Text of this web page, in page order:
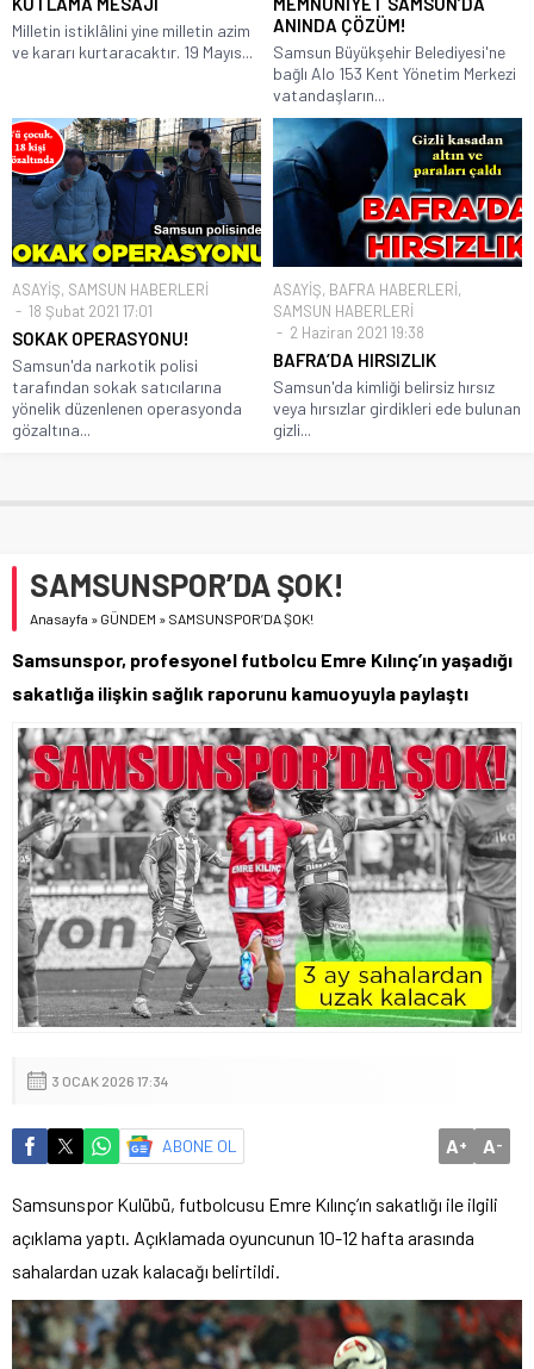
Milletin istiklâlini yine milletin azim
ve kararı kurtaracaktır. 19 Mayıs...
ANINDA ÇÖZÜM!
Samsun Büyükşehir Belediyesi'ne
bağlı Alo 153 Kent Yönetim Merkezi
vatandaşların...
ASAYİŞ, SAMSUN HABERLERİ
18 Şubat 2021 17:01
SOKAK OPERASYONU!
Samsun'da narkotik polisi
tarafından sokak satıcılarına
yönelik düzenlenen operasyonda
gözaltına...
ASAYİŞ, BAFRA HABERLERİ,
SAMSUN HABERLERİ
2 Haziran 2021 19:38
BAFRA’DA HIRSIZLIK
Samsun'da kimliği belirsiz hırsız
veya hırsızlar girdikleri ede bulunan
gizli...
SAMSUNSPOR’DA ŞOK!
Anasayfa » GÜNDEM » SAMSUNSPOR’DA ŞOK!
Samsunspor, profesyonel futbolcu Emre Kılınç’ın yaşadığı
sakatlığa ilişkin sağlık raporunu kamuoyuyla paylaştı
3 OCAK 2026 17:34
ABONE OL A+ A-
Samsunspor Kulübü, futbolcusu Emre Kılınç’ın sakatlığı ile ilgili
açıklama yaptı. Açıklamada oyuncunun 10-12 hafta arasında
sahalardan uzak kalacağı belirtildi.